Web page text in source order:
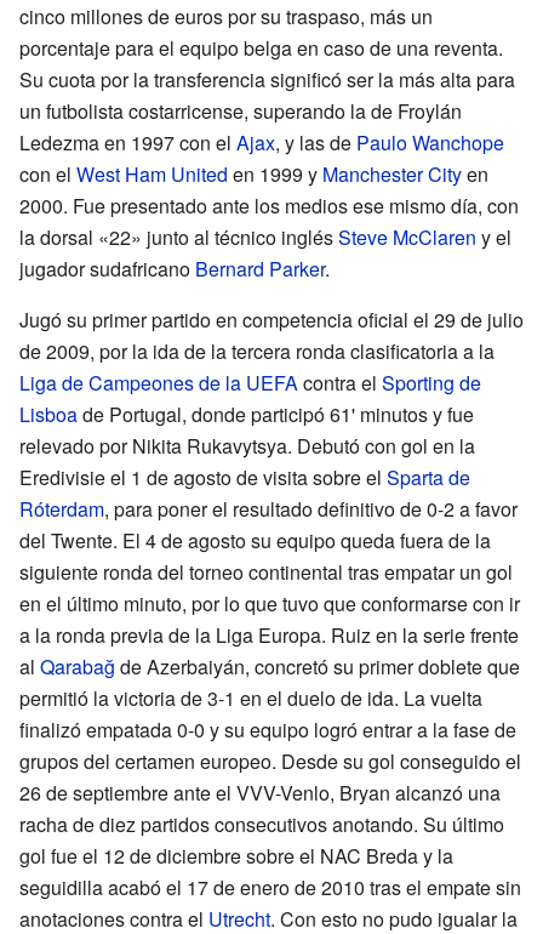
cinco millones de euros por su traspaso, más un
porcentaje para el equipo belga en caso de una reventa.
Su cuota por la transferencia significó ser la más alta para
un futbolista costarricense, superando la de Froylán
Ledezma en 1997 con el Ajax, y las de Paulo Wanchope
con el West Ham United en 1999 y Manchester Cityen
2000. Fue presentado ante los medios ese mismo día, con
la dorsal «22» junto al técnico inglésSteve McClaren y el
jugador sudafricano Bernard Parker.
Jugó su primer partido en competencia oficial el 29 de julio
de 2009, por la ida de la tercera ronda clasificatoria a la
Liga de Campeones de la UEFAcontra el Sporting de
Lisboade Portugal, donde participó 61' minutos y fue
relevado por Nikita Rukavytsya. Debutó con gol en la
Eredivisie el 1 de agosto de visita sobre el Sparta de
Róterdam, para poner el resultado definitivo de 0-2 a favor
del Twente. El 4 de agosto su equipo queda fuera de la
siguiente ronda del torneo continental tras empatar un gol
en el último minuto, por lo que tuvo que conformarse con ir
a la ronda previa de la Liga Europa. Ruiz en la serie frente
al Qarabağ de Azerbaiyán, concretó su primer doblete que
permitió la victoria de 3-1 en el duelo de ida. La vuelta
finalizó empatada 0-0 y su equipo logró entrar a la fase de
grupos del certamen europeo. Desde su gol conseguido el
26 de septiembre ante el VVV-Venlo, Bryan alcanzó una
racha de diez partidos consecutivos anotando. Su último
gol fue el 12 de diciembre sobre el NAC Breda y la
seguidilla acabó el 17 de enero de 2010 tras el empate sin
anotaciones contra el Utrecht. Con esto no pudo igualar la